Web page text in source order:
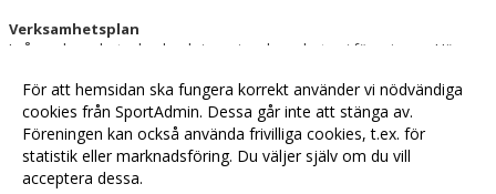
Verksamhetsplan
I vår verksamhetsplan beskriver vi verksamheten i föreningen. Här
Verksamhetsplanen är ett levande dokument och ligger på en egen flik
här på vår webbplats -Verksamhetsplan MIK Friidrott
För att hemsidan ska fungera korrekt använder vi nödvändiga
cookies från SportAdmin. Dessa går inte att stänga av.
Föreningen kan också använda frivilliga cookies, t.ex. för
statistik eller marknadsföring. Du väljer själv om du vill
acceptera dessa.